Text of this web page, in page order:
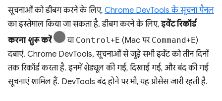
सूचनाओं को डीबग करने के लिए, Chrome DevTools के सूचना पैनल
का इस्तेमाल किया जा सकता है. डीबग करने के लिए,इवेंट रिकॉर्ड
करना शुरू करें
या Control+E (Mac पर Command+E)
दबाएं. Chrome DevTools, सूचनाओं से जुड़े सभी इवेंट को तीन दिनों
तक रिकॉर्ड करता है. इनमें शेड्यूल की गई, दिखाई गई, और बंद की गई
सूचनाएं शामिल हैं. DevTools बंद होने पर भी, यह प्रोसेस जारी रहती है.